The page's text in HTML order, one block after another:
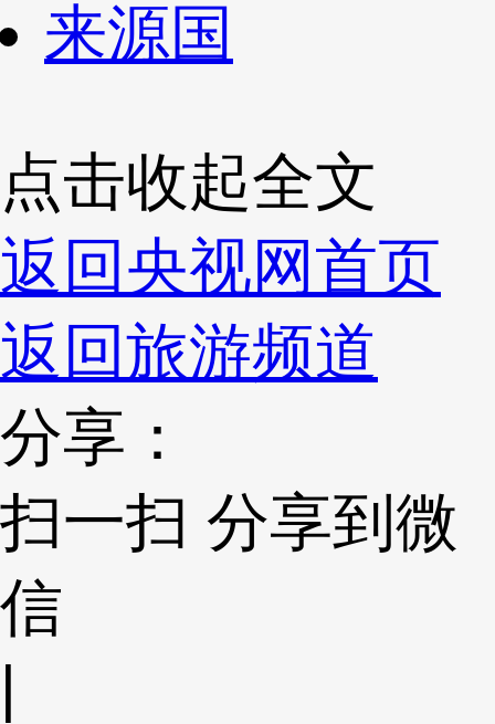
来源国
点击收起全文
返回央视网首页
返回旅游频道
分享：
扫一扫 分享到微
信
|